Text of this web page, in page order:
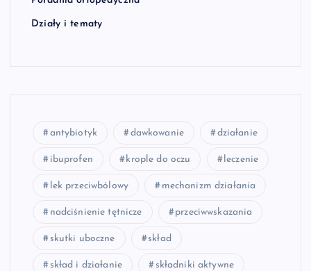
Działy i tematy
antybiotyk dawkowanie działanie
ibuprofen krople do oczu leczenie
lek przeciwbólowy mechanizm działania
nadciśnienie tętnicze przeciwwskazania
skutki uboczne skład
skład i działanie składniki aktywne